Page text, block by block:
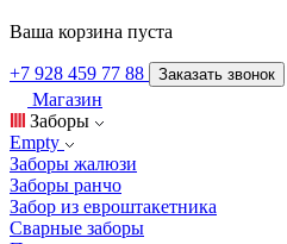
Ваша корзина пуста
+7 928 459 77 88 Заказать звонок
Магазин
Заборы
Empty
Заборы жалюзи
Заборы ранчо
Забор из евроштакетника
Сварные заборы